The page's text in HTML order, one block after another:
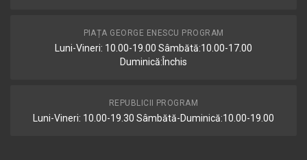
PIAȚA GEORGE ENESCU PROGRAM
Luni-Vineri: 10.00-19.00 Sâmbătă:10.00-17.00
Duminică:Închis
REPUBLICII PROGRAM
Luni-Vineri: 10.00-19.30 Sâmbătă-Duminică:10.00-19.00